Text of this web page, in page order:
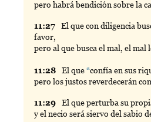
pero habrá bendición sobre la
11:27 El que con diligencia
favor,
pero al que busca el mal, el mal
11:28 El queaconfía en sus
pero los justos reverdecerán
11:29 El que perturba su
y el necio será siervo del sabio